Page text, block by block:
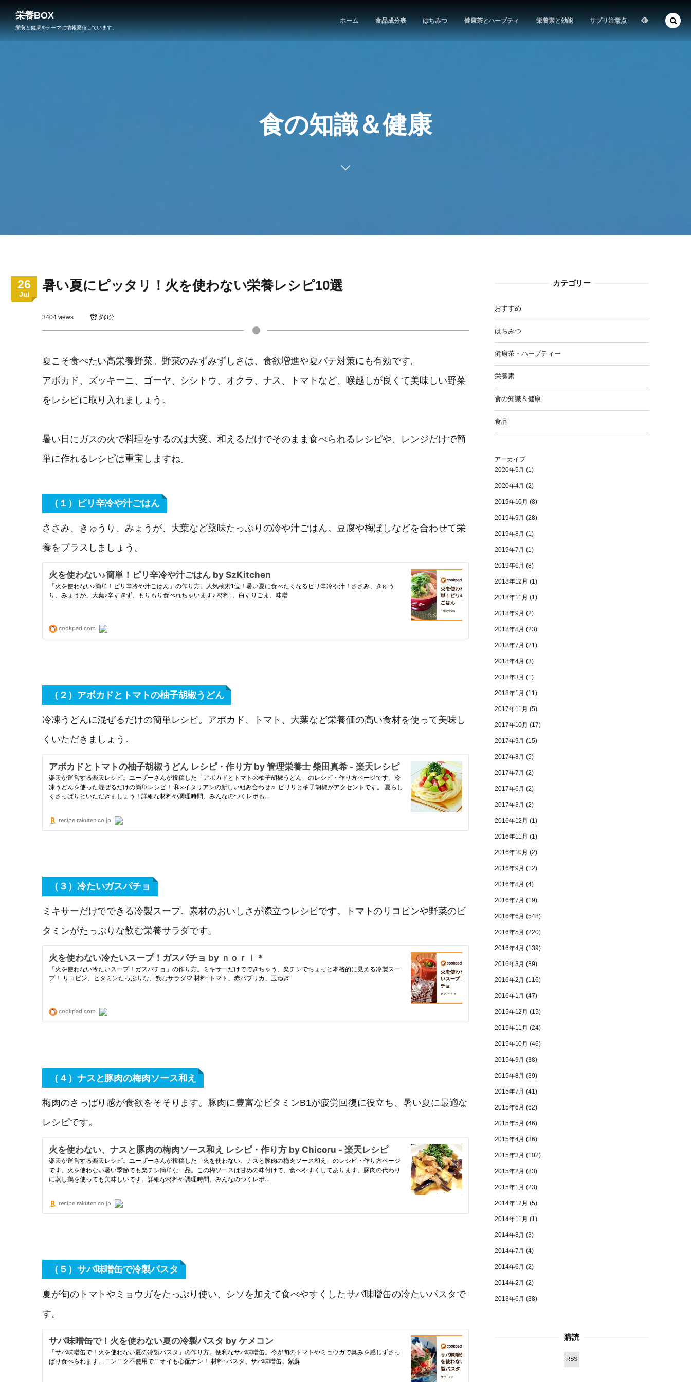
栄養BOX
栄養と健康をテーマに情報発信しています。
ホーム 食品成分表 はちみつ 健康茶とハーブティ 栄養素と効能 サプリ注意点
食の知識＆健康
26
Jul
暑い夏にピッタリ！火を使わない栄養レシピ10選
3404 views 約3分
夏こそ食べたい高栄養野菜。野菜のみずみずしさは、食欲増進や夏バテ対策にも有効です。
アボカド、ズッキーニ、ゴーヤ、シシトウ、オクラ、ナス、トマトなど、喉越しが良くて美味しい野菜
をレシピに取り入れましょう。
暑い日にガスの火で料理をするのは大変。和えるだけでそのまま食べられるレシピや、レンジだけで簡
単に作れるレシピは重宝しますね。
（１）ピリ辛冷や汁ごはん
ささみ、きゅうり、みょうが、大葉など薬味たっぷりの冷や汁ごはん。豆腐や梅ぼしなどを合わせて栄
養をプラスしましょう。
（２）アボカドとトマトの柚子胡椒うどん
冷凍うどんに混ぜるだけの簡単レシピ。アボカド、トマト、大葉など栄養価の高い食材を使って美味し
くいただきましょう。
（３）冷たいガスパチョ
ミキサーだけでできる冷製スープ。素材のおいしさが際立つレシピです。トマトのリコピンや野菜のビ
タミンがたっぷりな飲む栄養サラダです。
（４）ナスと豚肉の梅肉ソース和え
梅肉のさっぱり感が食欲をそそります。豚肉に豊富なビタミンB1が疲労回復に役立ち、暑い夏に最適な
レシピです。
（５）サバ味噌缶で冷製パスタ
夏が旬のトマトやミョウガをたっぷり使い、シソを加えて食べやすくしたサバ味噌缶の冷たいパスタで
す。
カテゴリー
おすすめ
はちみつ
健康茶・ハーブティー
栄養素
食の知識＆健康
食品
アーカイブ
2020年5月 (1)
2020年4月 (2)
2019年10月 (8)
2019年9月 (28)
2019年8月 (1)
2019年7月 (1)
2019年6月 (8)
2018年12月 (1)
2018年11月 (1)
2018年9月 (2)
2018年8月 (23)
2018年7月 (21)
2018年4月 (3)
2018年3月 (1)
2018年1月 (11)
2017年11月 (5)
2017年10月 (17)
2017年9月 (15)
2017年8月 (5)
2017年7月 (2)
2017年6月 (2)
2017年3月 (2)
2016年12月 (1)
2016年11月 (1)
2016年10月 (2)
2016年9月 (12)
2016年8月 (4)
2016年7月 (19)
2016年6月 (548)
2016年5月 (220)
2016年4月 (139)
2016年3月 (89)
2016年2月 (116)
2016年1月 (47)
2015年12月 (15)
2015年11月 (24)
2015年10月 (46)
2015年9月 (38)
2015年8月 (39)
2015年7月 (41)
2015年6月 (62)
2015年5月 (46)
2015年4月 (36)
2015年3月 (102)
2015年2月 (83)
2015年1月 (23)
2014年12月 (5)
2014年11月 (1)
2014年8月 (3)
2014年7月 (4)
2014年6月 (2)
2014年2月 (2)
2013年6月 (38)
購読
RSS